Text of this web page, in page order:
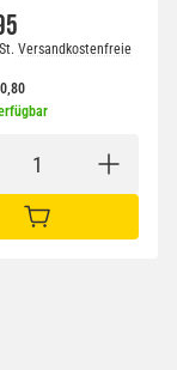
Versandkostenfreie
IN DEN WARENKORB